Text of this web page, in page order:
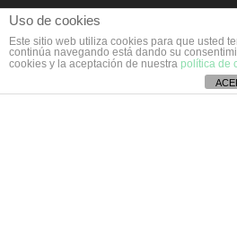
Uso de cookies
Este sitio web utiliza cookies para que usted
continúa navegando está dando su
cookies y la aceptación de nuestra política de